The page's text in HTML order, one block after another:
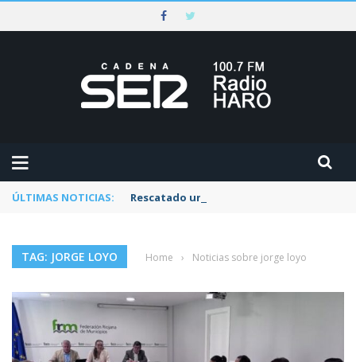
ÚLTIMAS NOTICIAS: Rescatado un ciclista accidentado en un
TAG: JORGE LOYO Home › Noticias sobre jorge loyo